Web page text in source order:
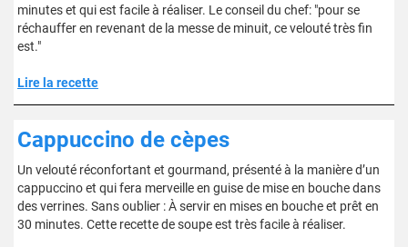
minutes et qui est facile à réaliser. Le conseil du chef: "pour se
réchauffer en revenant de la messe de minuit, ce velouté très fin
est."
Lire la recette
Cappuccino de cèpes
Un velouté réconfortant et gourmand, présenté à la manière d’un
cappuccino et qui fera merveille en guise de mise en bouche dans
des verrines. Sans oublier : À servir en mises en bouche et prêt en
30 minutes. Cette recette de soupe est très facile à réaliser.